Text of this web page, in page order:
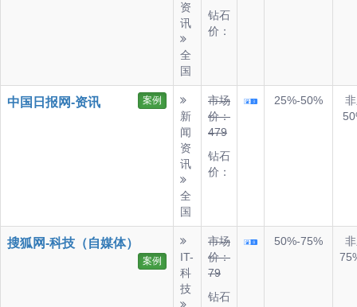
资
讯
全
国
钻石
价：
中国日报网-资讯 案例
新
闻
资
讯
全
国
市场
价：
479
钻石
价：
25%-50%
搜狐网-科技（自媒体）
案例
IT-
科
技
市场
价：
79
钻石
50%-75%